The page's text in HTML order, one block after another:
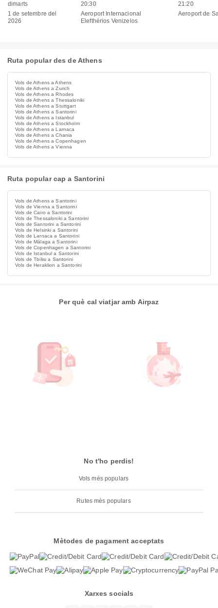
dimarts
1 de setembre del
2026
20:30
Aeroport Internacional
Elefthérios Venizelos
21:20
Aeroport de
Ruta popular des de Athens
Vols de Athens a Athens
Vols de Athens a Zurich
Vols de Athens a Rhodes
Vols de Athens a Thessaloniki
Vols de Athens a Stuttgart
Vols de Athens a Santorini
Vols de Athens a Istanbul
Vols de Athens a Stockholm
Vols de Athens a Larnaca
Vols de Athens a Chania
Vols de Athens a Copenhagen
Vols de Athens a Vienna
Ruta popular cap a Santorini
Vols de Athens a Santorini
Vols de Vienna a Santorini
Vols de Cairo a Santorini
Vols de Thessaloniki a Santorini
Vols de Santorini a Santorini
Vols de Helsinki a Santorini
Vols de Larnaca a Santorini
Vols de Málaga a Santorini
Vols de Copenhagen a Santorini
Vols de Istanbul a Santorini
Vols de Tbilisi a Santorini
Vols de Heraklion a Santorini
Per què cal viatjar amb Airpaz
No t'ho perdis!
Vols més populars
Rutes més populars
Mètodes de pagament acceptats
Xarxes socials